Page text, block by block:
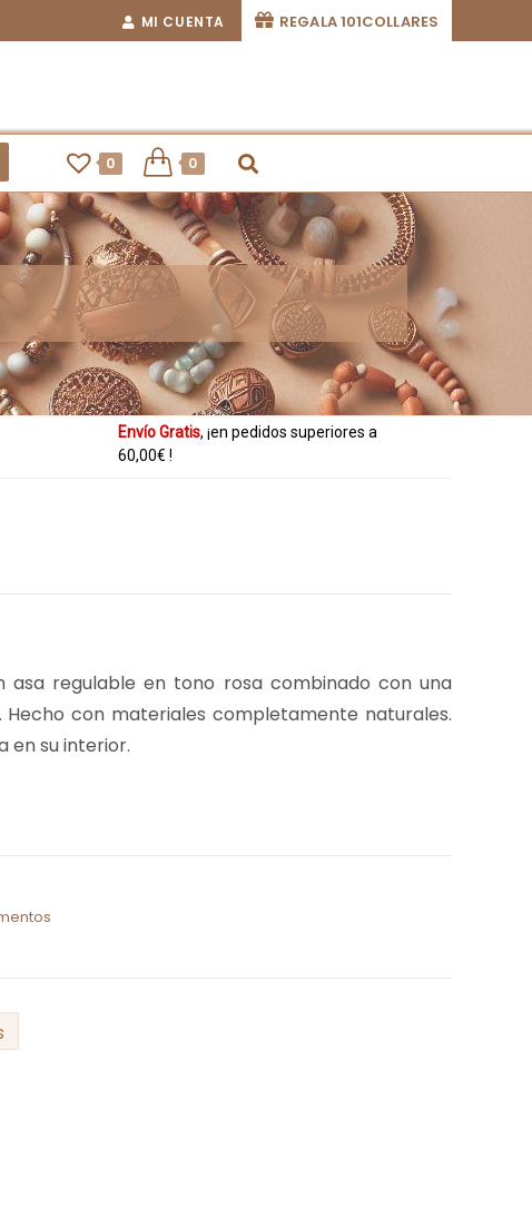
MI CUENTA REGALA 101COLLARES
0 0
Ahora también, ¡paga con
desde tu
smartphone!
Envío Gratis, ¡en pedidos superiores a
60,00€ !
asa regulable en tono rosa combinado con una
con materiales completamente naturales.
en su interior.